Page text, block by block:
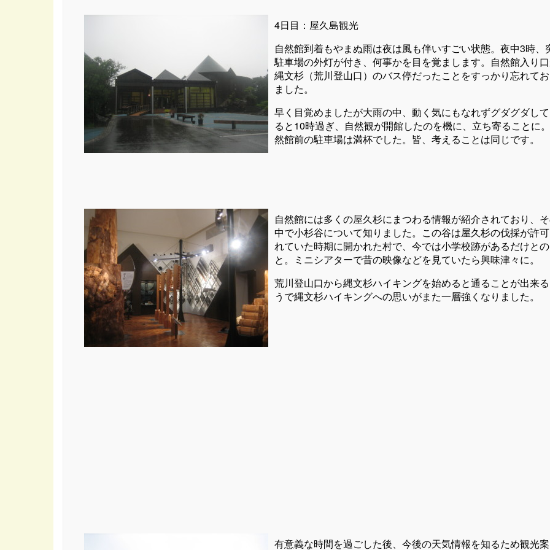
4日目：屋久島観光
自然館到着もやまぬ雨は夜は風も伴いすごい状態。夜中3時、
駐車場の外灯が付き、何事かを目を覚まします。自然館入り
縄文杉（荒川登山口）のバス停だったことをすっかり忘れて
ました。
早く目覚めましたが大雨の中、動く気にもなれずグダグダし
ると10時過ぎ、自然観が開館したのを機に、立ち寄ることに
然館前の駐車場は満杯でした。皆、考えることは同じです。
自然館には多くの屋久杉にまつわる情報が紹介されており、
中で小杉谷について知りました。この谷は屋久杉の伐採が許
れていた時期に開かれた村で、今では小学校跡があるだけと
と。ミニシアターで昔の映像などを見ていたら興味津々に。
荒川登山口から縄文杉ハイキングを始めると通ることが出来
うで縄文杉ハイキングへの思いがまた一層強くなりました。
有意義な時間を過ごした後、今後の天気情報を知るため観光